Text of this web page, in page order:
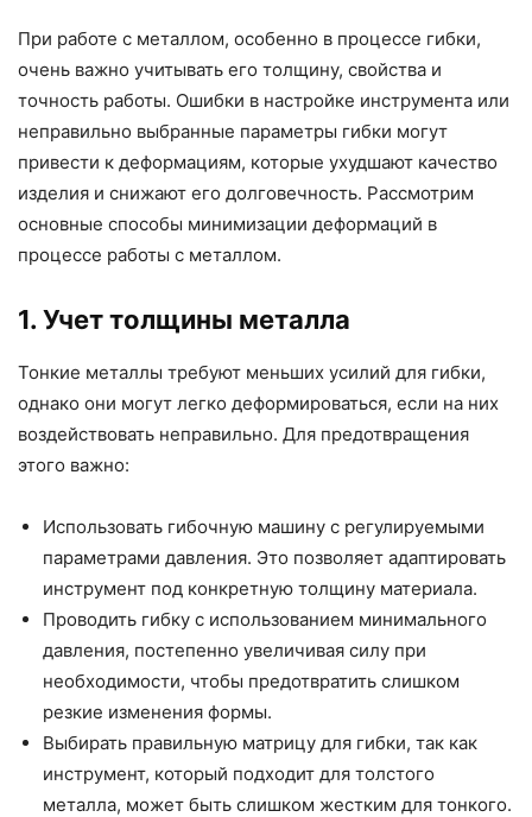
При работе с металлом, особенно в процессе гибки,
очень важно учитывать его толщину, свойства и
точность работы. Ошибки в настройке инструмента или
неправильно выбранные параметры гибки могут
привести к деформациям, которые ухудшают качество
изделия и снижают его долговечность. Рассмотрим
основные способы минимизации деформаций в
процессе работы с металлом.
1. Учет толщины металла
Тонкие металлы требуют меньших усилий для гибки,
однако они могут легко деформироваться, если на них
воздействовать неправильно. Для предотвращения
этого важно:
Использовать гибочную машину с регулируемыми
параметрами давления. Это позволяет адаптировать
инструмент под конкретную толщину материала.
Проводить гибку с использованием минимального
давления, постепенно увеличивая силу при
необходимости, чтобы предотвратить слишком
резкие изменения формы.
Выбирать правильную матрицу для гибки, так как
инструмент, который подходит для толстого
металла, может быть слишком жестким для тонкого.